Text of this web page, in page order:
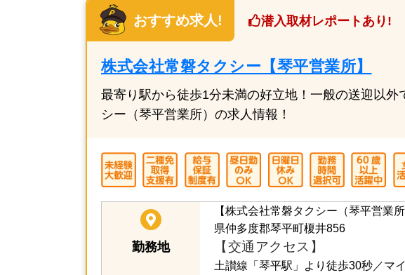
おすすめ求人! 潜入取材レポートあり!
株式会社常磐タクシー【琴平営業所】
最寄り駅から徒歩1分未満の好立地！一般の送迎以
シー（琴平営業所）の求人情報！
勤務地
【株式会社常磐タクシー（琴平営業
県仲多度郡琴平町榎井856
【交通アクセス】
土讃線「琴平駅」より徒歩30秒／マ